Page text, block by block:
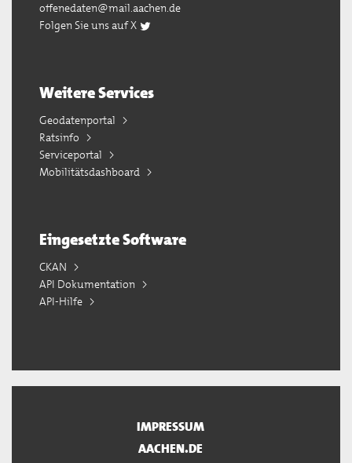
offenedaten@mail.aachen.de
Folgen Sie uns auf X
Weitere Services
Geodatenportal
Ratsinfo
Serviceportal
Mobilitätsdashboard
Eingesetzte Software
CKAN
API Dokumentation
API-Hilfe
IMPRESSUM
AACHEN.DE